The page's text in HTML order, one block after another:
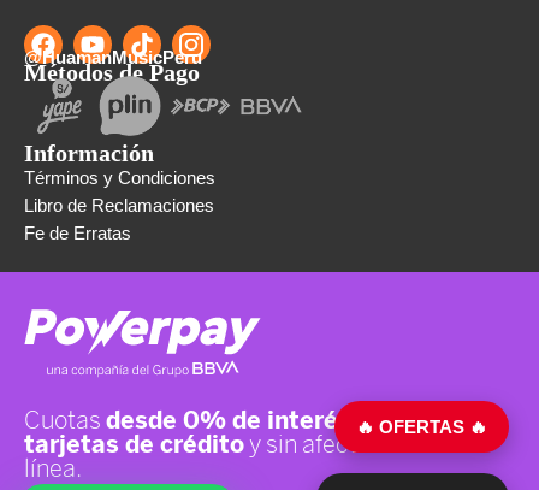
@HuamanMusicPeru
Métodos de Pago
Información
Términos y Condiciones
Libro de Reclamaciones
Fe de Erratas
🔥 OFERTAS 🔥